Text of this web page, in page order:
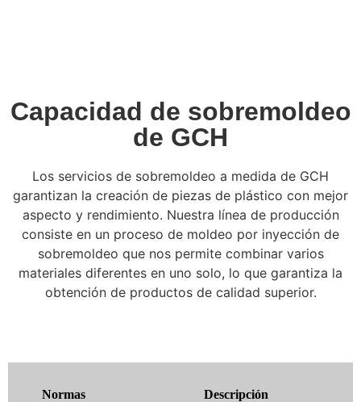
Capacidad de sobremoldeo
de GCH
Los servicios de sobremoldeo a medida de GCH
garantizan la creación de piezas de plástico con mejor
aspecto y rendimiento. Nuestra línea de producción
consiste en un proceso de moldeo por inyección de
sobremoldeo que nos permite combinar varios
materiales diferentes en uno solo, lo que garantiza la
obtención de productos de calidad superior.
Normas Descripción